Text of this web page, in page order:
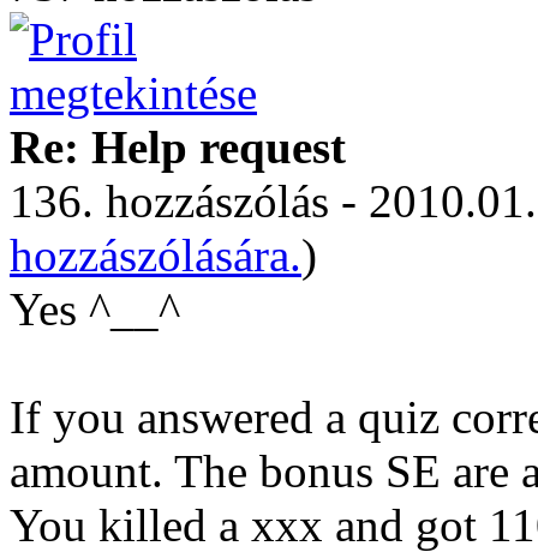
Re: Help request
136. hozzászólás -
hozzászólására.)
Yes ^__^
If you answered a quiz
amount. The bonus SE are
You killed a xxx and got